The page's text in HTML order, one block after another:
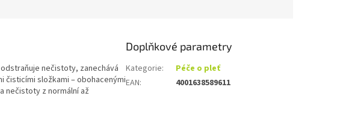
nečistoty, zanechává
čisticími složkami – obohacenými
nečistoty z normální až
Doplňkové parametry
Kategorie:
Péče o pleť
EAN: 4001638589611